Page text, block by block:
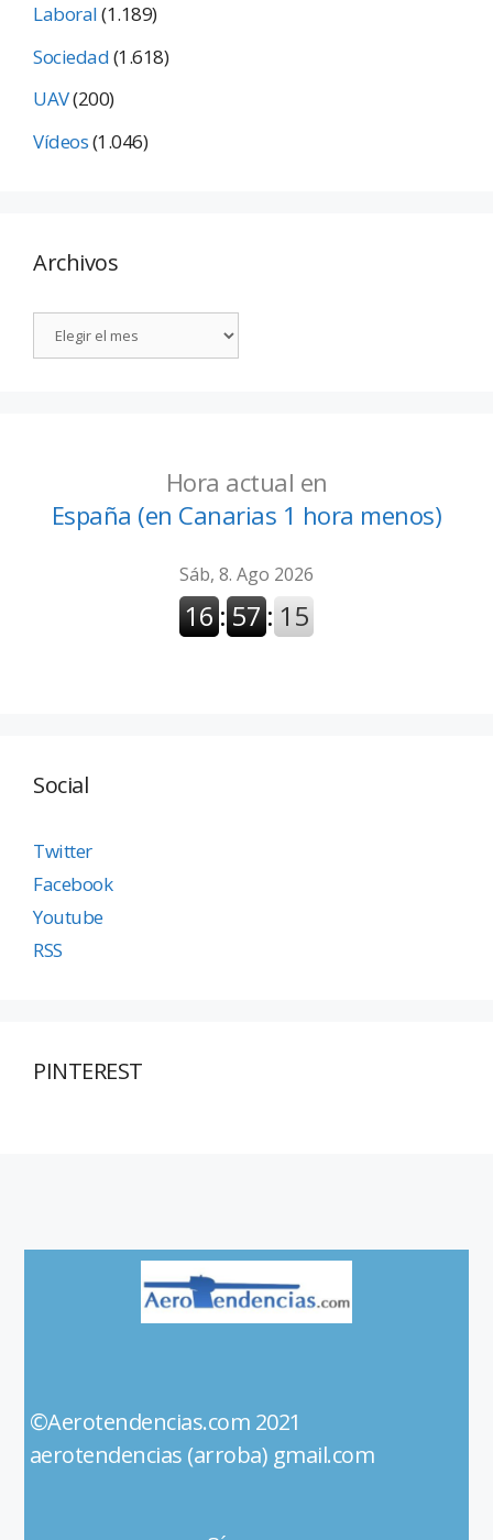
Laboral(1.189)
Sociedad(1.618)
UAV(200)
Vídeos(1.046)
Archivos
Hora actual en
España (en Canarias 1 hora menos)
Social
Twitter
Facebook
Youtube
RSS
PINTEREST
©Aerotendencias.com 2021
aerotendencias (arroba) gmail.com